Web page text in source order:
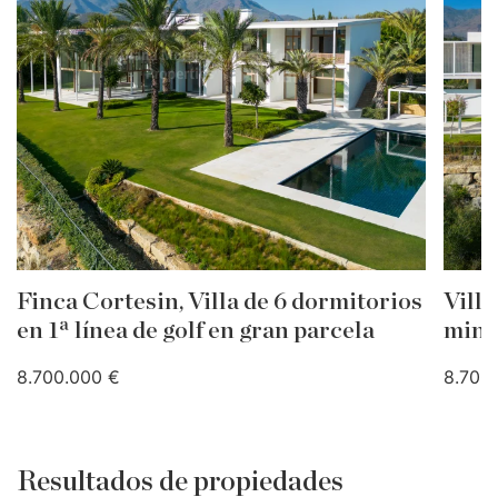
Finca Cortesin, Villa de 6 dormitorios
en 1ª línea de golf en gran parcela
8.700.000 €
Villa
Resultados de propiedades